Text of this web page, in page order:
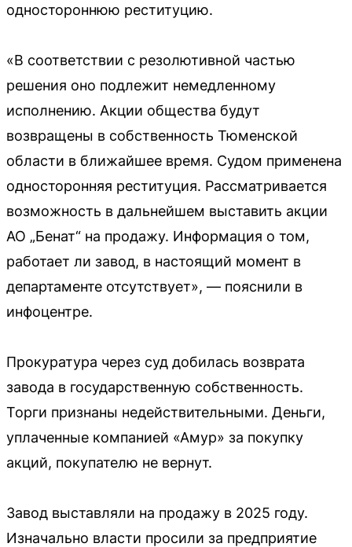
одностороннюю реституцию.
«В соответствии с резолютивной частью
решения оно подлежит немедленному
исполнению. Акции общества будут
возвращены в собственность Тюменской
области в ближайшее время. Судом применена
односторонняя реституция. Рассматривается
возможность в дальнейшем выставить акции
АО „Бенат“ на продажу. Информация о том,
работает ли завод, в настоящий момент в
департаменте отсутствует», — пояснили в
инфоцентре.
Прокуратура через суд добилась возврата
завода в государственную собственность.
Торги признаны недействительными. Деньги,
уплаченные компанией «Амур» за покупку
акций, покупателю не вернут.
Завод выставляли на продажу в 2025 году.
Изначально власти просили за предприятие